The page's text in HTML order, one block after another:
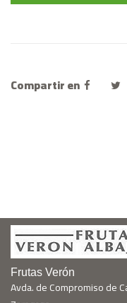
Compartir en
Frutas Verón
Avda. de Compromiso de